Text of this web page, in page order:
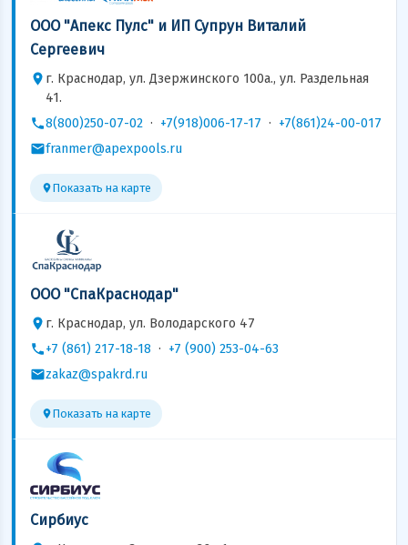
ООО "Апекс Пулс" и ИП Супрун Виталий
Сергеевич
г. Краснодар, ул. Дзержинского 100а., ул. Раздельная
8(800)250-07-02
+7(918)006-17-17
+7(861)24-00-017
franmer@apexpools.ru
Показать на карте
ООО "СпаКраснодар"
г. Краснодар, ул. Володарского 47
+7 (861) 217-18-18
+7 (900) 253-04-63
zakaz@spakrd.ru
Показать на карте
Сирбиус